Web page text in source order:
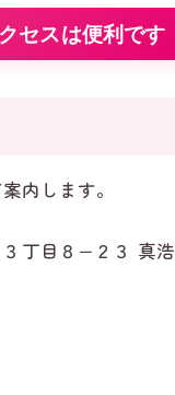
セスは便利です
内します。
３丁目８−２３ 真浩